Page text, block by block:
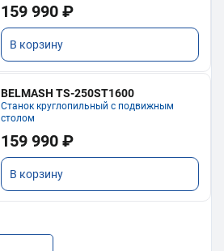
159 990 ₽
В корзину
BELMASH TS-250ST1600
Станок круглопильный с подвижным
столом
159 990 ₽
В корзину